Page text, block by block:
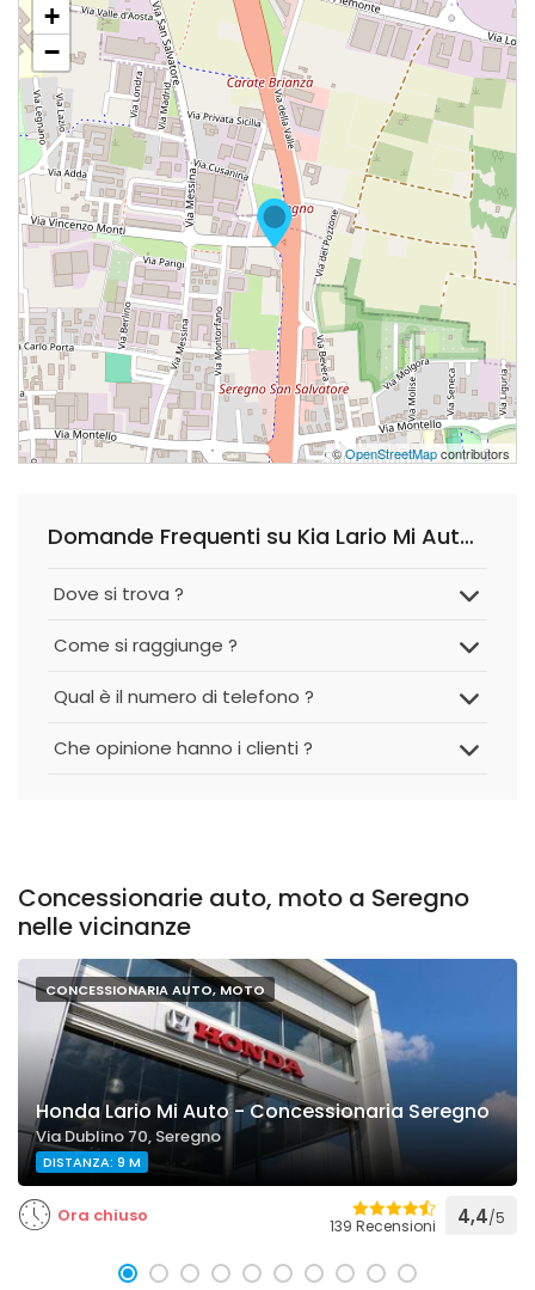
+
−
©OpenStreetMapcontributors
Domande Frequenti su Kia Lario Mi Auto - Concessionaria Seregno
Dove si trova ?
Come si raggiunge ?
Qual è il numero di telefono ?
Che opinione hanno i clienti ?
Concessionarie auto, moto a Seregno
nelle vicinanze
CONCESSIONARIA AUTO, MOTO
Honda Lario Mi Auto - Concessionaria Seregno
Via Dublino 70, Seregno
DISTANZA: 9 M
Ora chiuso 139 Recensioni 4,4/5